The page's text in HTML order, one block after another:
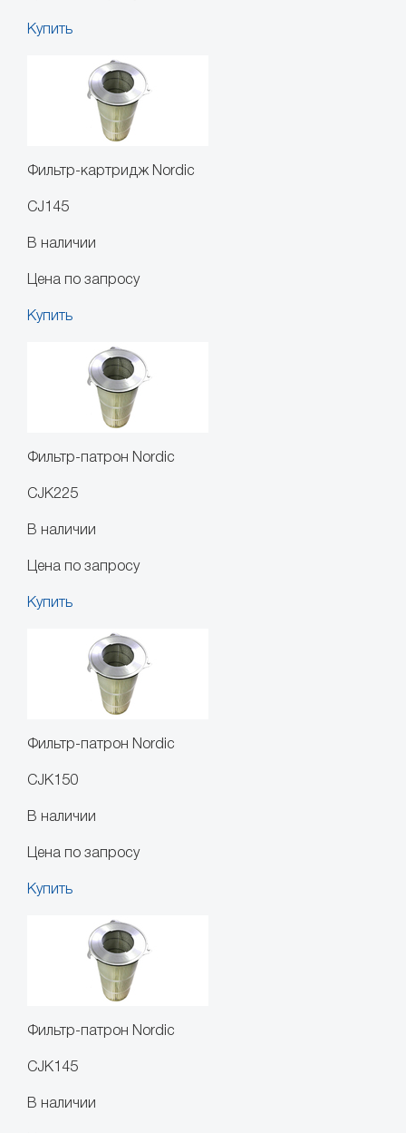
Купить
Фильтр-картридж Nordic
CJ145
В наличии
Цена по запросу
Купить
Фильтр-патрон Nordic
CJK225
В наличии
Цена по запросу
Купить
Фильтр-патрон Nordic
CJK150
В наличии
Цена по запросу
Купить
Фильтр-патрон Nordic
CJK145
В наличии